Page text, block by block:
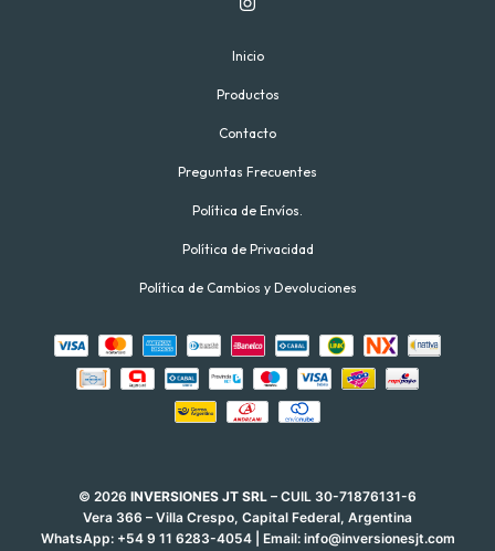
Inicio
Productos
Contacto
Preguntas Frecuentes
Política de Envíos.
Política de Privacidad
Política de Cambios y Devoluciones
© 2026 INVERSIONES JT SRL – CUIL 30-71876131-6
Vera 366 – Villa Crespo, Capital Federal, Argentina
WhatsApp: +54 9 11 6283-4054| Email: info@inversionesjt.com